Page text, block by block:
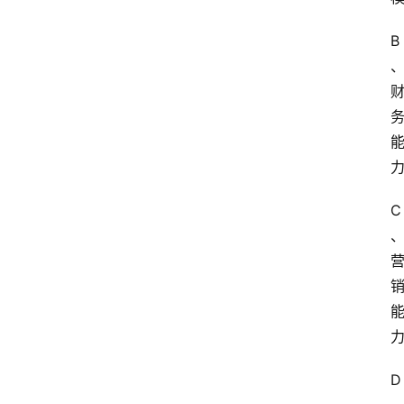
B
、
财
务
能
力
C
、
营
销
能
力
D